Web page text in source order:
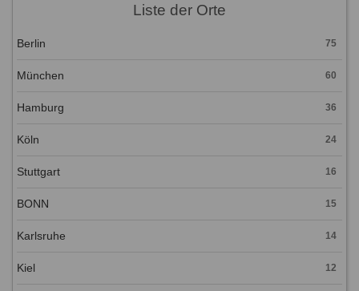
Liste der Orte
Berlin 75
München 60
Hamburg 36
Köln 24
Stuttgart 16
BONN 15
Karlsruhe 14
Kiel 12